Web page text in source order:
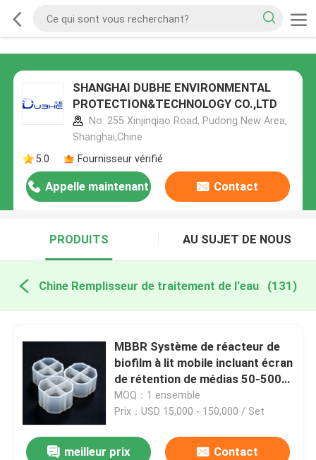
SHANGHAI DUBHE ENVIRONMENTAL
PROTECTION&TECHNOLOGY CO.,LTD
No. 255 Xinjinqiao Road, Pudong New Area,
Shanghai,Chine
5.0
Fournisseur vérifié
Appelle maintenant Contact
PRODUITS AU SUJET DE NOUS
Chine Remplisseur de traitement de l'eau (131)
MBBR Système de réacteur de
biofilm à lit mobile incluant écran
de rétention de médias 50-5000
m3/j Amérique latine
MOQ：1 ensemble
Prix：USD 15,000 - 150,000 / Set
meilleur prix Contact